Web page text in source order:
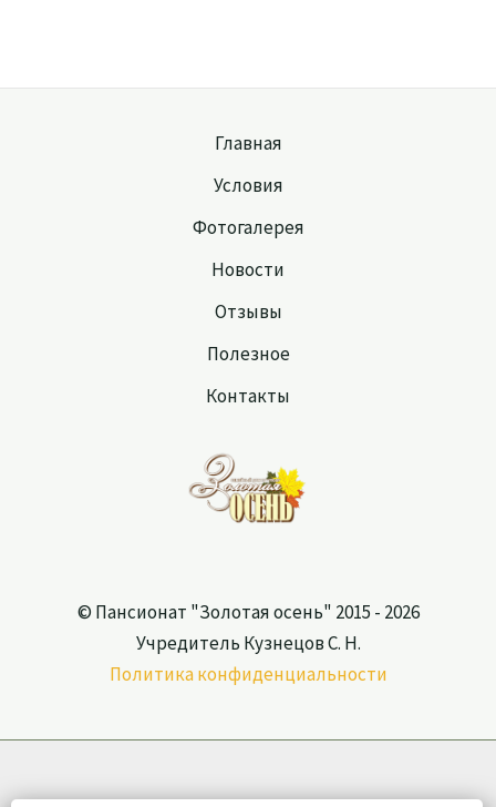
Главная
Условия
Фотогалерея
Новости
Отзывы
Полезное
Контакты
© Пансионат "Золотая осень" 2015 - 2026
Учредитель Кузнецов С. Н.
Политика конфиденциальности